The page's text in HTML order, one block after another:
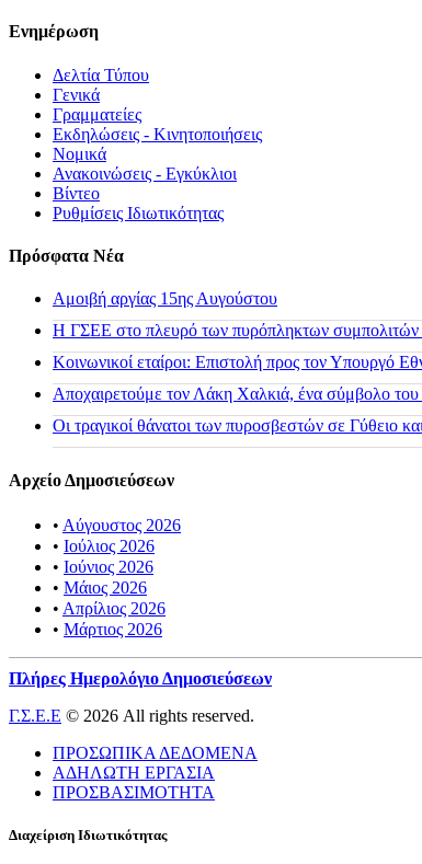
Ενημέρωση
Δελτία Τύπου
Γενικά
Γραμματείες
Εκδηλώσεις - Κινητοποιήσεις
Νομικά
Ανακοινώσεις - Εγκύκλιοι
Βίντεο
Ρυθμίσεις Ιδιωτικότητας
Πρόσφατα Νέα
Αμοιβή αργίας 15ης Αυγούστου
H ΓΣΕΕ στο πλευρό των πυρόπληκτων συμπολιτών
Κοινωνικοί εταίροι: Επιστολή προς τον Υπουργό
Αποχαιρετούμε τον Λάκη Χαλκιά, ένα σύμβολο του
Οι τραγικοί θάνατοι των πυροσβεστών σε Γύθειο
Αρχείο Δημοσιεύσεων
• Αύγουστος 2026
• Ιούλιος 2026
• Ιούνιος 2026
• Μάιος 2026
• Απρίλιος 2026
• Μάρτιος 2026
Πλήρες Ημερολόγιο Δημοσιεύσεων
Γ.Σ.Ε.Ε © 2026 All rights reserved.
ΠΡΟΣΩΠΙΚΑ ΔΕΔΟΜΕΝΑ
ΑΔΗΛΩΤΗ ΕΡΓΑΣΙΑ
ΠΡΟΣΒΑΣΙΜΟΤΗΤΑ
Διαχείριση Ιδιωτικότητας